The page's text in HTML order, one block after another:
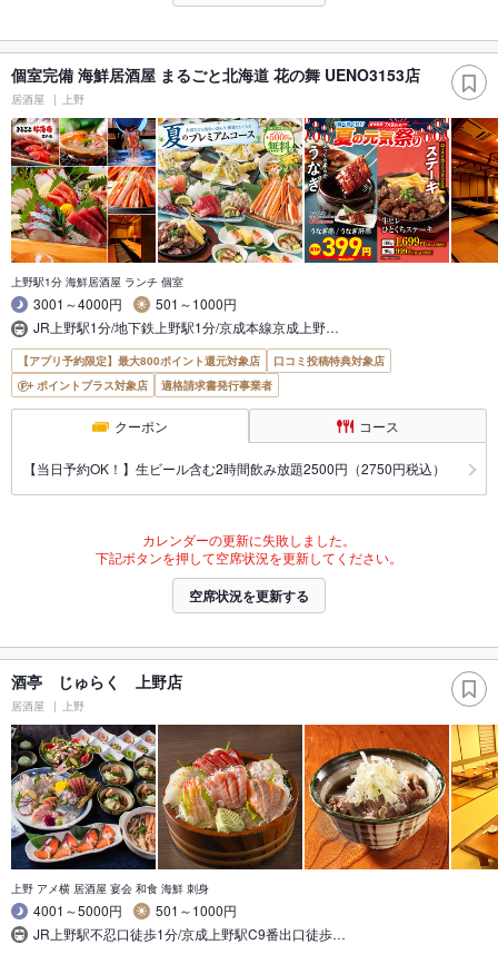
個室完備 海鮮居酒屋 まるごと北海道 花の舞 UENO3153店
居酒屋 上野
上野駅1分 海鮮居酒屋 ランチ 個室
3001～4000円
501～1000円
JR上野駅1分/地下鉄上野駅1分/京成本線京成上野…
【アプリ予約限定】最大800ポイント還元対象店
口コミ投稿特典対象店
ポイントプラス対象店
適格請求書発行事業者
クーポン コース
【当日予約OK！】生ビール含む2時間飲み放題2500円（2750円税込）
カレンダーの更新に失敗しました。
下記ボタンを押して空席状況を更新してください。
空席状況を更新する
酒亭 じゅらく 上野店
居酒屋 上野
上野 アメ横 居酒屋 宴会 和食 海鮮 刺身
4001～5000円
501～1000円
JR上野駅不忍口徒歩1分/京成上野駅C9番出口徒歩…